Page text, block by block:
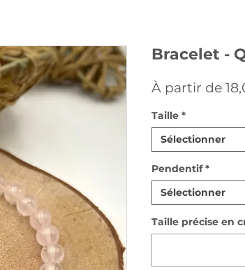
Bracelet -
À partir de
Taille *
Sélectionner
Pendentif *
Sélectionner
Taille précise en